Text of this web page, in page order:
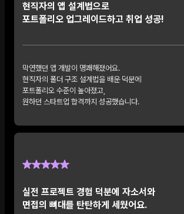
현직자의 앱 설계법으로
포트폴리오 업그레이드하고 취업 성공!
막연했던 앱 개발이 명쾌해졌어요.
현직자의 폴더 구조 설계법을 배운 덕분에
포트폴리오 수준이 높아졌고,
원하던 스타트업 합격까지 성공했습니다.
실전 프로젝트 경험 덕분에 자소서와
면접의 뼈대를 탄탄하게 세웠어요.